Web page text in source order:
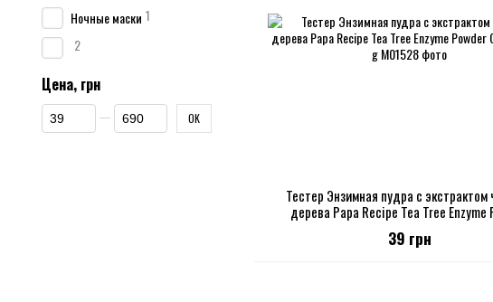
Тестер Энзимная пудра с экстрактом
дерева Papa Recipe Tea Tree Enzyme
Cleanser 1,2 g
39 грн
Ночные маски 1
2
Цена, грн
От Цена, грн
До Цена, грн OK